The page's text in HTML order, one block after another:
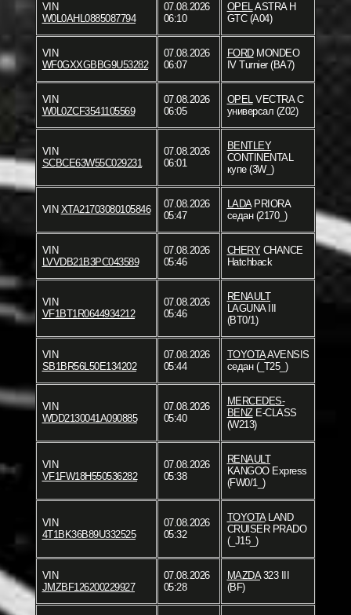
VIN
W0L0AHL0885087794
07.08.2026
06:10
OPELASTRA H
GTC (A04)
VIN
WF0GXXGBBG9U53282
07.08.2026
06:07
FORDMONDEO
IV Turnier (BA7)
VIN
W0L0ZCF3541105569
07.08.2026
06:05
OPELVECTRA C
универсал (Z02)
VIN
SCBCE63W55C029231
07.08.2026
06:01
BENTLEY
CONTINENTAL
купе (3W_)
VIN XTA21703080105846
07.08.2026
05:47
LADAPRIORA
седан (2170_)
VIN
LVVDB21B3PC043589
07.08.2026
05:46
CHERYCHANCE
Hatchback
VIN
VF1BT1R0644934212
07.08.2026
05:46
RENAULT
LAGUNA III
(BT0/1)
VIN
SB1BR56L50E134202
07.08.2026
05:44
TOYOTAAVENSIS
седан (_T25_)
VIN
WDD2130041A090885
07.08.2026
05:40
MERCEDES-
BENZE-CLASS
(W213)
VIN
VF1FW18H550536282
07.08.2026
05:38
RENAULT
KANGOO Express
(FW0/1_)
VIN
4T1BK36B89U332525
07.08.2026
05:32
TOYOTALAND
CRUISER PRADO
(_J15_)
VIN
JMZBF126200229927
07.08.2026
05:28
MAZDA323 III
(BF)